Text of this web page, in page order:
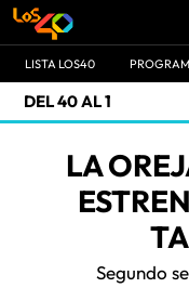
LISTA LOS40
DEL 40 AL 1
LA
Segundo